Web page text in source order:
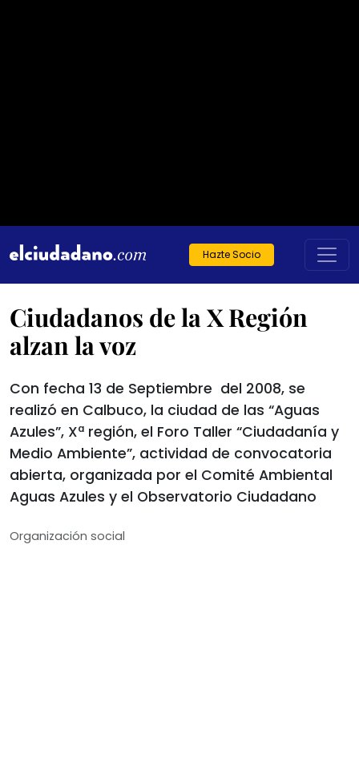
Hazte Socio
Ciudadanos de la X Región
alzan la voz
Con fecha 13 de Septiembre del 2008, se
realizó en Calbuco, la ciudad de las “Aguas
Azules”, Xª región, el Foro Taller “Ciudadanía y
Medio Ambiente”, actividad de convocatoria
abierta, organizada por el Comité Ambiental
Aguas Azules y el Observatorio Ciudadano
Organización social